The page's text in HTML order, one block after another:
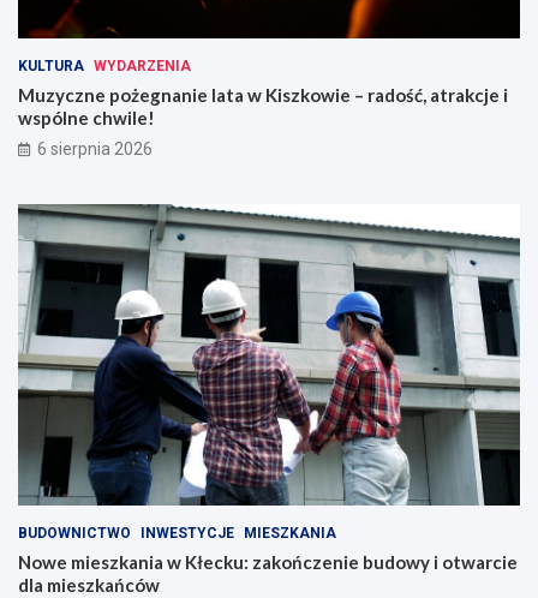
KULTURA WYDARZENIA
Muzyczne pożegnanie lata w Kiszkowie – radość, atrakcje i
wspólne chwile!
6 sierpnia 2026
BUDOWNICTWO INWESTYCJE MIESZKANIA
Nowe mieszkania w Kłecku: zakończenie budowy i otwarcie
dla mieszkańców